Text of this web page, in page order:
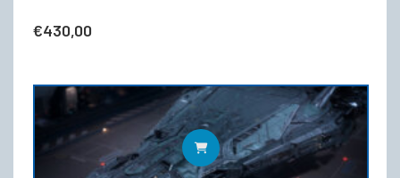
€430,00
IN DEN WARENKORB